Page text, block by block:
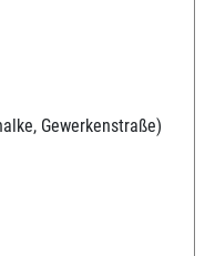
Gewerkenstraße)